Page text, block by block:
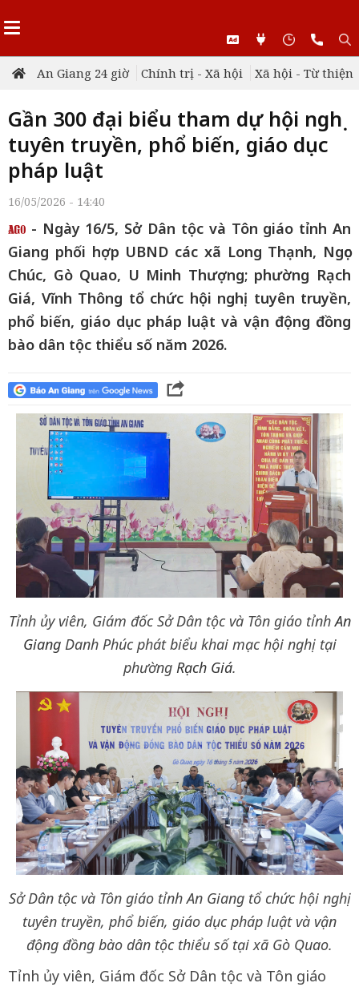
An Giang 24 giờ Chính trị - Xã hội Xã hội - Từ thiện
Gần 300 đại biểu tham dự hội nghị
tuyên truyền, phổ biến, giáo dục
pháp luật
16/05/2026 - 14:40
- Ngày 16/5, Sở Dân tộc và Tôn giáo tỉnh An
Giang phối hợp UBND các xã Long Thạnh, Ngọc
Chúc, Gò Quao, U Minh Thượng; phường Rạch
Giá, Vĩnh Thông tổ chức hội nghị tuyên truyền,
phổ biến, giáo dục pháp luật và vận động đồng
bào dân tộc thiểu số năm 2026.
Tỉnh ủy viên, Giám đốc Sở Dân tộc và Tôn giáo tỉnhAn
GiangDanh Phúc phát biểu khai mạc hội nghị tại
phường Rạch Giá.
Sở Dân tộc và Tôn giáo tỉnh An Giang tổ chức hội nghị
tuyên truyền, phổ biến, giáo dục pháp luật và vận
động đồng bào dân tộc thiểu số tại xã Gò Quao.
Tỉnh ủy viên, Giám đốc Sở Dân tộc và Tôn giáo